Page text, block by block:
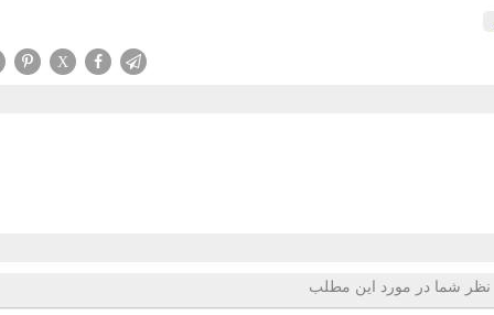
X
نظر شما در مورد این مطلب